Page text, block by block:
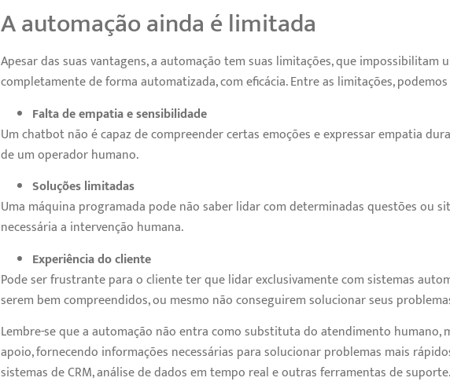
A automação ainda é limitada
Apesar das suas vantagens, a automação tem suas limitações, que impossibilitam
completamente de forma automatizada, com eficácia. Entre as limitações,
Falta de empatia e sensibilidade
Um chatbot não é capaz de compreender certas emoções e expressar empatia
de um operador humano.
Soluções limitadas
Uma máquina programada pode não saber lidar com determinadas questões ou
necessária a intervenção humana.
Experiência do cliente
Pode ser frustrante para o cliente ter que lidar exclusivamente com sistemas
serem bem compreendidos, ou mesmo não conseguirem solucionar seus
Lembre-se que a automação não entra como substituta do atendimento humano,
apoio, fornecendo informações necessárias para solucionar problemas mais
sistemas de CRM, análise de dados em tempo real e outras ferramentas de suporte.